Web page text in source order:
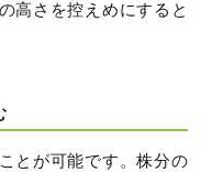
高さを控えめにすると
とが可能です。株分の